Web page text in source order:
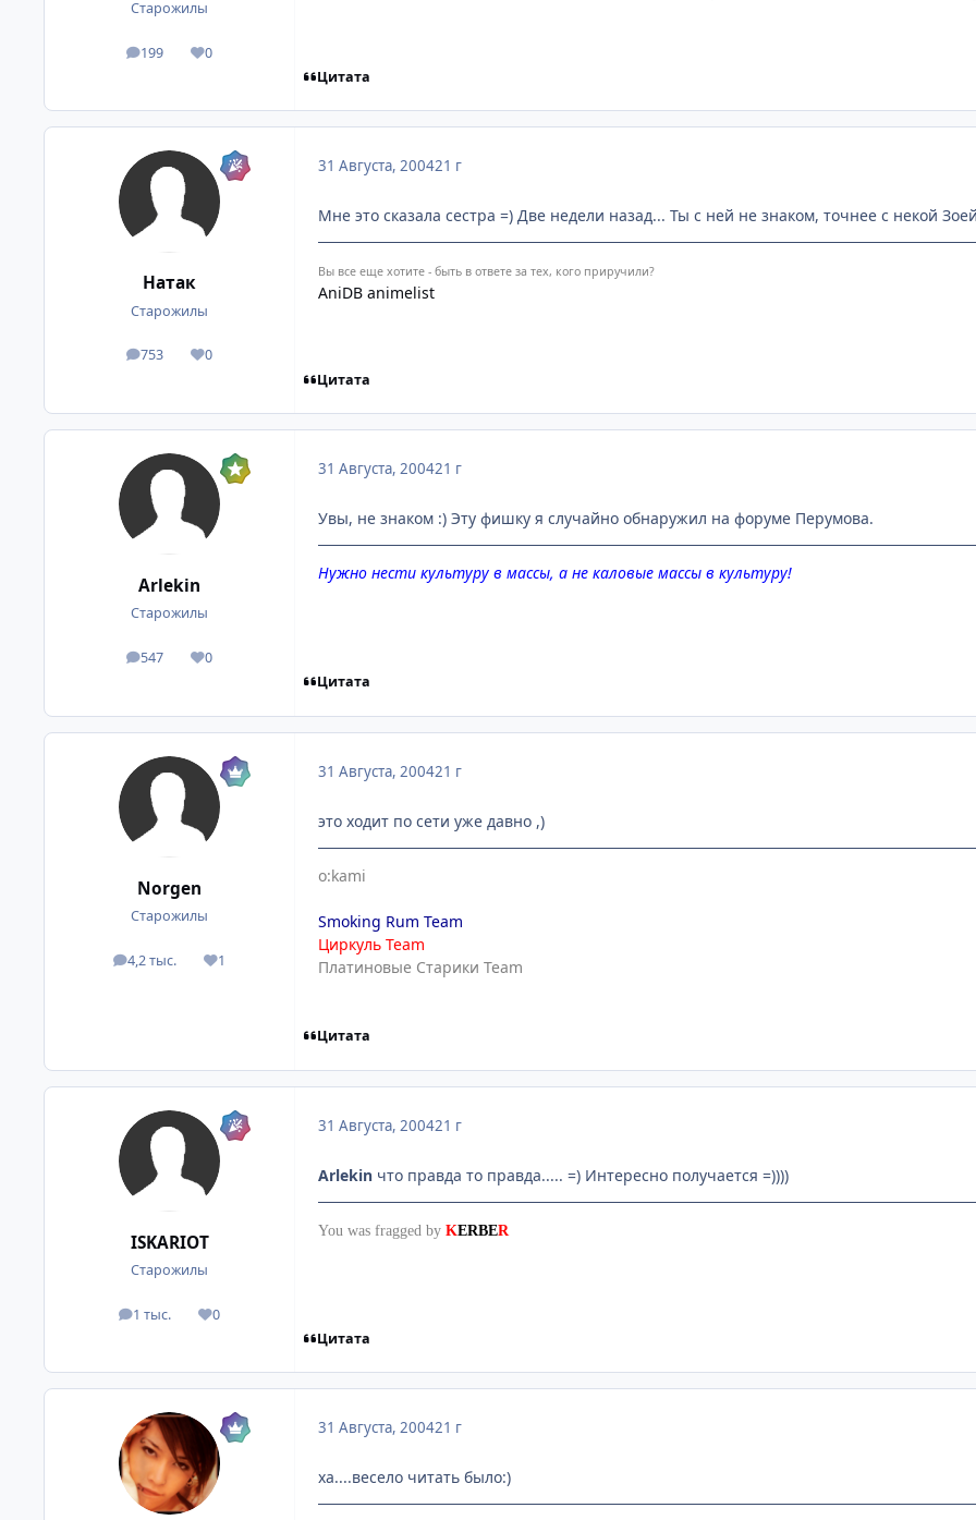
Старожилы
199
посты 0
Репутация
Цитата
Натак
Старожилы
753
посты 0
Репутация
31 Августа, 200421 г
Мне это сказала сестра =) Две недели назад... Ты с ней не знаком, точнее с некой
Вы все еще хотите - быть в ответе за тех, кого приручили?
AniDB animelist
Цитата
Arlekin
Старожилы
547
посты 0
Репутация
31 Августа, 200421 г
Увы, не знаком :) Эту фишку я случайно обнаружил на форуме Перумова.
Нужно нести культуру в массы, а не каловые массы в культуру!
Цитата
Norgen
Старожилы
4,2 тыс.
посты 1
Репутация
31 Августа, 200421 г
это ходит по сети уже давно ,)
o:kami
Smoking Rum Team
Циркуль Team
Платиновые Старики Team
Цитата
ISKARIOT
Старожилы
1 тыс.
посты 0
Репутация
31 Августа, 200421 г
Arlekin что правда то правда..... =) Интересно получается =))))
You was fragged by KERBER
Цитата
31 Августа, 200421 г
ха....весело читать было:)